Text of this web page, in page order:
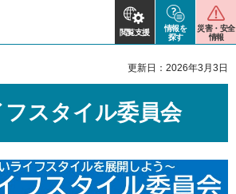
閲覧支援
情報を
探す
災害・安全
情報
更新日：2026年3月3日
スタイル委員会